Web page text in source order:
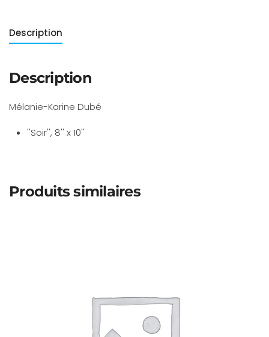
Description
Description
Mélanie-Karine Dubé
''Soir'', 8'' x 10''
Produits similaires